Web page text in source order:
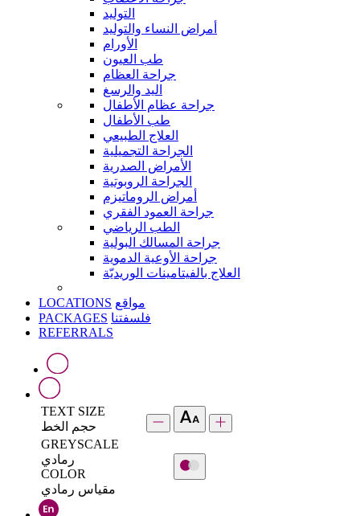
التوليد
أمراض النساء والتوليد
الأورام
طب العيون
جراحة العظام
اليد والرسغ
جراحة عظام الأطفال
طب الأطفال
العلاج الطبيعي
الجراحة التجميلية
الأمراض الصدرية
الجراحة الروبوتية
أمراض الروماتيزم
جراحة العمود الفقري
الطب الرياضي
جراحة المسالك البولية
جراحة الأوعية الدموية
العلاج بالفيتامينات الوريديّة
LOCATIONS مواقع
PACKAGES فلسفتنا
REFERRALS
TEXT SIZE
حجم الخط
GREYSCALE
رمادي
COLOR
مقياس رمادي